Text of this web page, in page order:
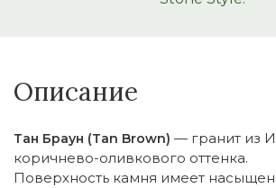
Описание
Тан Браун (Tan Brown) — гранит из
коричнево-оливкового оттенка.
Поверхность камня имеет